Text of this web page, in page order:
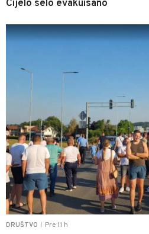
Cijelo selo evakuisano
DRUŠTVO Pre 11 h